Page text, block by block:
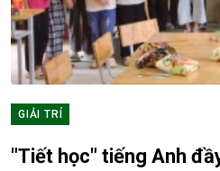
GIẢI TRÍ
"Tiết học" tiếng Anh